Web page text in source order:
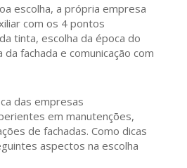
escolha, a própria empresa
com os 4 pontos
tinta, escolha da época do
fachada e comunicação com
das empresas
em manutenções,
de fachadas. Como dicas
aspectos na escolha